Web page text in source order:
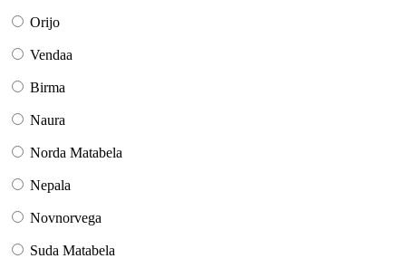
Orijo
Vendaa
Birma
Naura
Norda Matabela
Nepala
Novnorvega
Suda Matabela